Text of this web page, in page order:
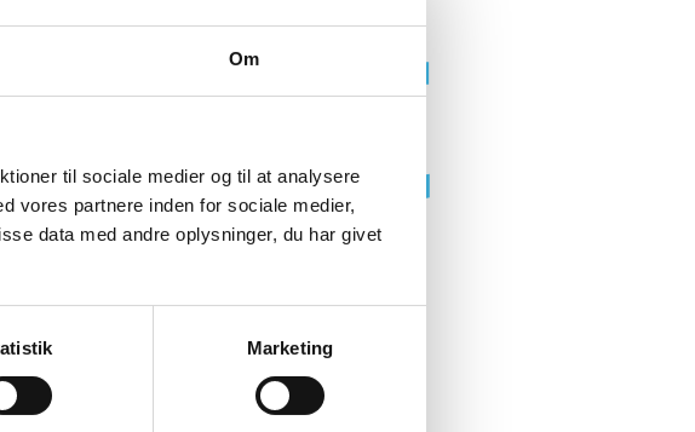
Om
til sociale medier og til at analysere
vores partnere inden for sociale medier,
data med andre oplysninger, du har givet
Marketing